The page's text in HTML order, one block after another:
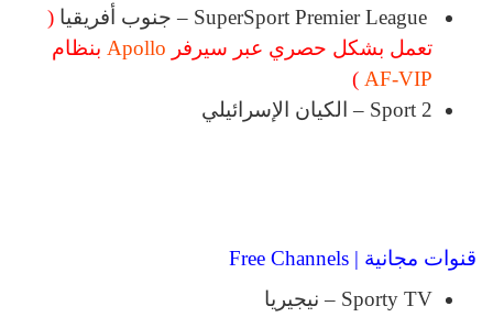
(
تعمل بشكل حصري عبر سيرفر Apollo بنظام
AF-VIP
)
Sport 2 – الكيان الإسرائيلي
قنوات مجانية | Free Channels
Sporty TV – نيجيريا